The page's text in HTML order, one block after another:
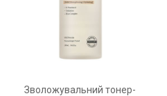
Зволожувальний тонер-